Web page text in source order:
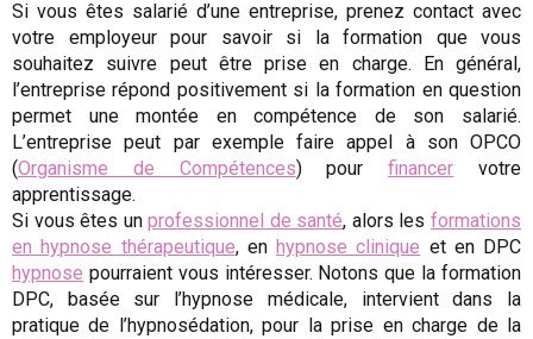
Si vous êtes salarié d’une entreprise, prenez contact avec
votre employeur pour savoir si la formation que vous
souhaitez suivre peut être prise en charge. En général,
l’entreprise répond positivement si la formation en question
permet une montée en compétence de son salarié.
L’entreprise peut par exemple faire appel à son OPCO
(Organisme de Compétences) pourfinancer votre
apprentissage.
Si vous êtes unprofessionnel de santé, alors lesformations
en hypnose thérapeutique, en hypnose clinique et en DPC
hypnose pourraient vous intéresser. Notons que la formation
DPC, basée sur l’hypnose médicale, intervient dans la
pratique de l’hypnosédation, pour la prise en charge de la